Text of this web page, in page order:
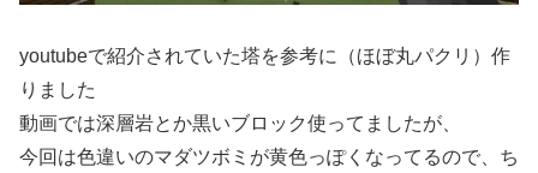
youtubeで紹介されていた塔を参考に（ほぼ丸パクリ）作
りました
動画では深層岩とか黒いブロック使ってましたが、
今回は色違いのマダツボミが黄色っぽくなってるので、ち